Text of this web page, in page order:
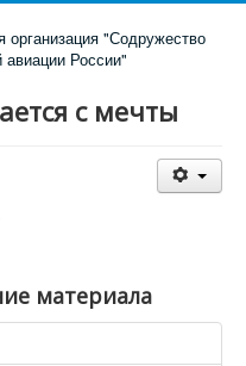
с мечты
материала